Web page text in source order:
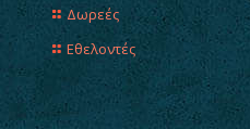
Δωρεές
Εθελοντές